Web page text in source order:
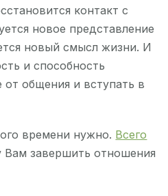
контакт с
новое представление
новый смысл жизни. И
и способность
от общения и вступать в
времени нужно. Всего
Вам завершить отношения